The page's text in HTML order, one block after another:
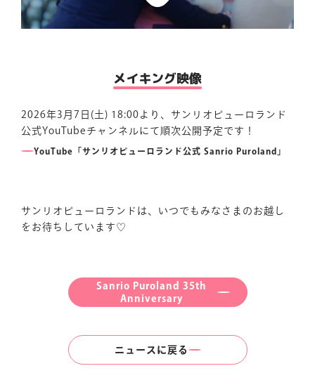
メイキング映像
2026年3月7日(土) 18:00より、サンリオピューロランド
公式YouTubeチャンネルにて順次公開予定です！
YouTube「サンリオピューロランド公式 Sanrio Puroland」
サンリオピューロランドは、いつでもみなさまのお越し
をお待ちしています♡
Sanrio Puroland 35th
Anniversary
ニュースに戻る